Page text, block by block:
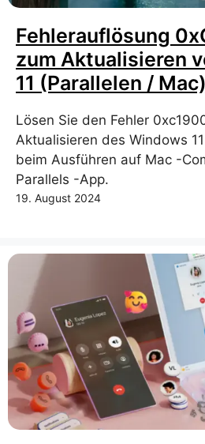
Fehlerauflösung
zum Aktualisieren
11 (Parallelen / Mac)
Lösen Sie den Fehler
Aktualisieren des Windows
beim Ausführen auf Mac -
Parallels -App.
19. August 2024